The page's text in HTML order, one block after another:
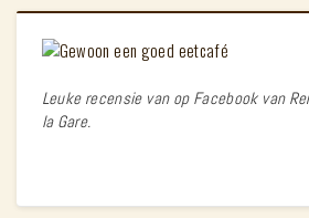
Leuke recensie van op Facebook van
la Gare.